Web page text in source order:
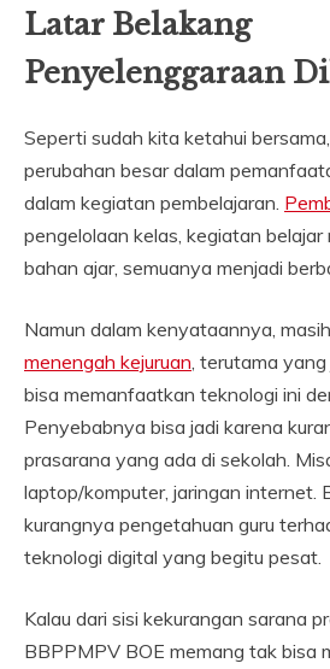
Latar Belakang
Penyelenggaraan
Seperti sudah kita ketahui
perubahan besar dalam
dalam kegiatan pembelajaran.
pengelolaan kelas, kegiatan
bahan ajar, semuanya menjadi
Namun dalam kenyataannya,
menengah kejuruan , terutama
bisa memanfaatkan teknologi ini
Penyebabnya bisa jadi karena
prasarana yang ada di sekolah.
laptop/komputer, jaringan internet.
kurangnya pengetahuan guru
teknologi digital yang begitu pesat.
Kalau dari sisi kekurangan sarana
BBPPMPV BOE memang tak bisa